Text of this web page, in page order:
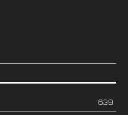
639